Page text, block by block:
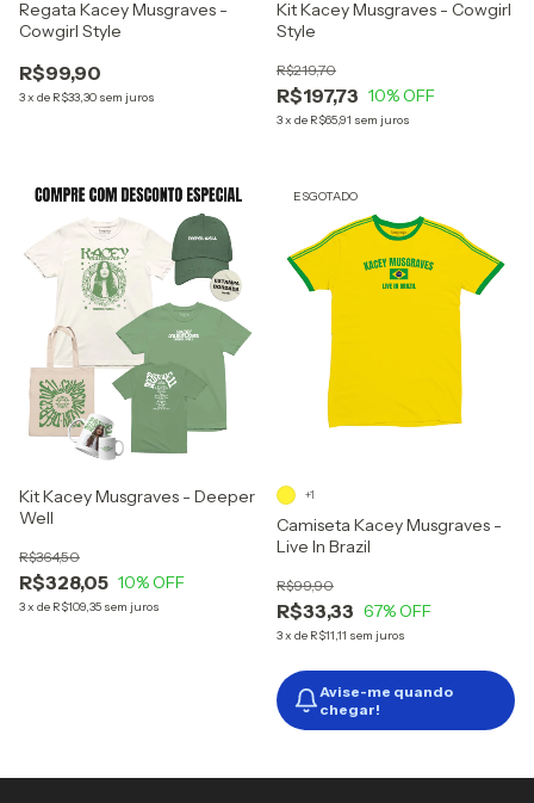
Regata Kacey Musgraves -
Cowgirl Style
R$99,90
3x de R$33,30 sem juros
Kit Kacey Musgraves - Cowgirl
Style
R$197,73
R$219,70
10% OFF
3x de R$65,91 sem juros
Kit Kacey Musgraves - Deeper
Well
R$328,05
R$364,50
10% OFF
3x de R$109,35 sem juros
ESGOTADO
Camiseta Kacey Musgraves -
Live In Brazil
R$33,33
R$99,90
67% OFF
3x de R$11,11 sem juros
+1
Avise-me quando
chegar!